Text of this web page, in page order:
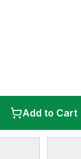
Add to Cart